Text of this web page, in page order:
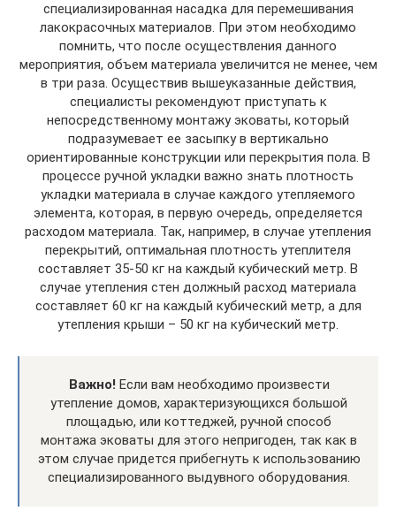
специализированная насадка для перемешивания
лакокрасочных материалов. При этом необходимо
помнить, что после осуществления данного
мероприятия, объем материала увеличится не менее, чем
в три раза. Осуществив вышеуказанные действия,
специалисты рекомендуют приступать к
непосредственному монтажу эковаты, который
подразумевает ее засыпку в вертикально
ориентированные конструкции или перекрытия пола. В
процессе ручной укладки важно знать плотность
укладки материала в случае каждого утепляемого
элемента, которая, в первую очередь, определяется
расходом материала. Так, например, в случае утепления
перекрытий, оптимальная плотность утеплителя
составляет 35-50 кг на каждый кубический метр. В
случае утепления стен должный расход материала
составляет 60 кг на каждый кубический метр, а для
утепления крыши – 50 кг на кубический метр.
Важно! Если вам необходимо произвести
утепление домов, характеризующихся большой
площадью, или коттеджей, ручной способ
монтажа эковаты для этого непригоден, так как в
этом случае придется прибегнуть к использованию
специализированного выдувного оборудования.